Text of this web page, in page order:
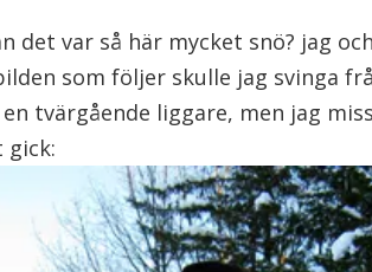
det var så här mycket snö? jag
som följer skulle jag svinga
tvärgående liggare, men jag
gick: